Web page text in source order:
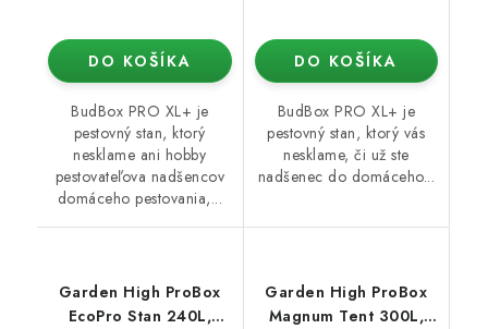
DO KOŠÍKA
BudBox PRO XL+ je
pestovný stan, ktorý
nesklame ani hobby
pestovateľova nadšencov
domáceho pestovania,...
DO KOŠÍKA
BudBox PRO XL+ je
pestovný stan, ktorý vás
nesklame, či už ste
nadšenec do domáceho...
Garden High ProBox
EcoPro Stan 240L,
Garden High ProBox
Magnum Tent 300L,